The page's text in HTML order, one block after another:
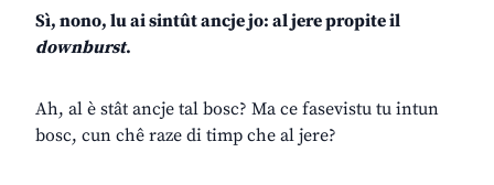
Sì, nono, lu ai sintût ancje jo: al jere propite il
downburst.
Ah, al è stât ancje tal bosc? Ma ce fasevistu tu intun
bosc, cun chê raze di timp che al jere?